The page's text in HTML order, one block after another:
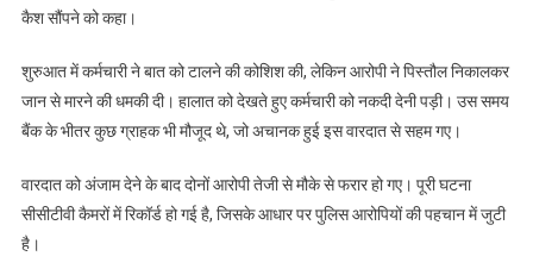
कैश सौंपने को कहा।
शुरुआत में कर्मचारी ने बात को टालने की कोशिश की, लेकिन आरोपी ने पिस्तौल निकालकर
जान से मारने की धमकी दी। हालात को देखते हुए कर्मचारी को नकदी देनी पड़ी। उस समय
बैंक के भीतर कुछ ग्राहक भी मौजूद थे, जो अचानक हुई इस वारदात से सहम गए।
वारदात को अंजाम देने के बाद दोनों आरोपी तेजी से मौके से फरार हो गए। पूरी घटना
सीसीटीवी कैमरों में रिकॉर्ड हो गई है, जिसके आधार पर पुलिस आरोपियों की पहचान में जुटी
है।